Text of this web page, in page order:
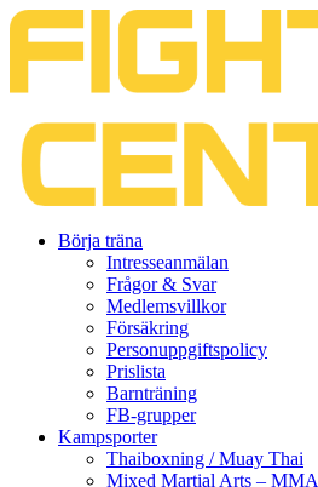
Börja träna
Intresseanmälan
Frågor & Svar
Medlemsvillkor
Försäkring
Personuppgiftspolicy
Prislista
Barnträning
FB-grupper
Kampsporter
Thaiboxning / Muay Thai
Mixed Martial Arts – MMA